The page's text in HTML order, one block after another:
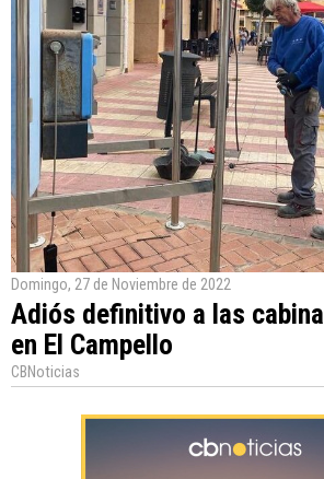
Domingo, 27 de Noviembre de 2022
Adiós definitivo a las
en El Campello
CBNoticias